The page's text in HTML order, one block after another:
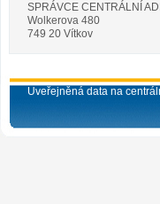
SPRÁVCE CENTRÁLNÍ
Wolkerova 480
749 20 Vítkov
Uveřejněná data na